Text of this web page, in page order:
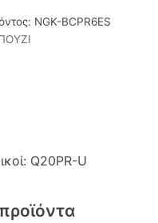
NGK-BCPR6ES
Q20PR-U